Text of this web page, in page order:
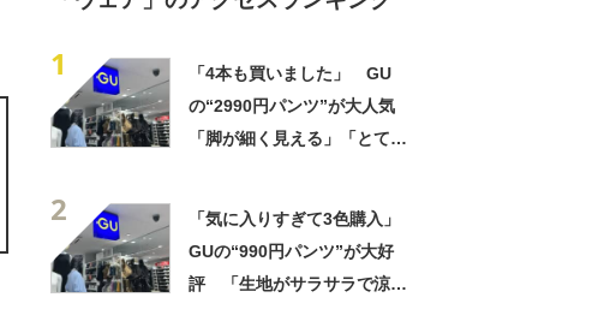
1
「4本も買いました」 GU
の“2990円パンツ”が大人気
「脚が細く見える」「とても
2
「気に入りすぎて3色購入」
GUの“990円パンツ”が大好
評 「生地がサラサラで涼し